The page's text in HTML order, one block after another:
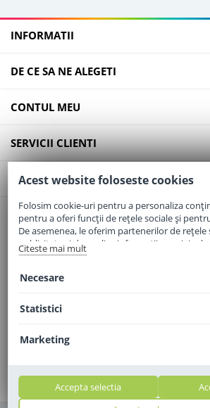
INFORMATII
DE CE SA NE ALEGETI
CONTUL MEU
SERVICII CLIENTI
CONTACT
Email:office@elaptepraf.ro
Telefon:0745-964-449
Adresa:Sos. Borsului, Nr. 20, Oradea, Jud. Bihor
Acest website foloseste cookies
Folosim cookie-uri pentru a personaliza
pentru a oferi funcții de rețele sociale și
De asemenea, le oferim partenerilor de rețele
publicitate și de analize informații cu privire la
folosiți site-ul nostru. Aceștia le pot combina
Citeste mai mult
Necesare
Statistici
Marketing
Accepta selectia